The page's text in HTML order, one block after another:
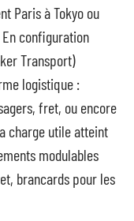
Paris à Tokyo ou
En configuration
Transport)
logistique :
fret, ou encore
charge utile atteint
modulables
brancards pour les